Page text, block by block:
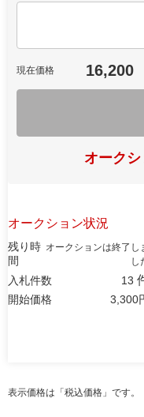
現在価格 16,200
オーク
オークション状況
残り時
間
オークションは終了し
し
入札件数 13
開始価格 3,300
表示価格は「税込価格」です。